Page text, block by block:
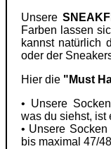
Unsere
Farben lassen
kannst natürlich
oder der
Hier die "Must
• Unsere
was du siehst, ist
• Unsere
bis maximal 47/